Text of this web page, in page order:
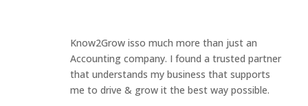
Know2Grow isso much more than just an
Accounting company. I found a trusted partner
that understands my business that supports
me to drive & grow it the best way possible.